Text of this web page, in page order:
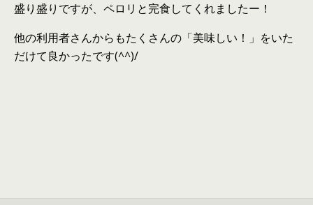
盛り盛りですが、ペロリと完食してくれましたー！
他の利用者さんからもたくさんの「美味しい！」をいた
だけて良かったです(^^)/